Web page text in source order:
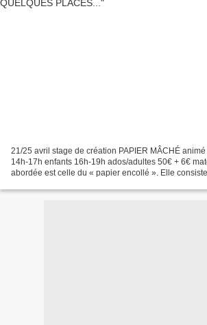
21/25 avril stage de création PAPIER MÂCHÉ
14h-17h enfants 16h-19h ados/adultes 50€ + 6€
abordée est celle du « papier encollé ». Elle